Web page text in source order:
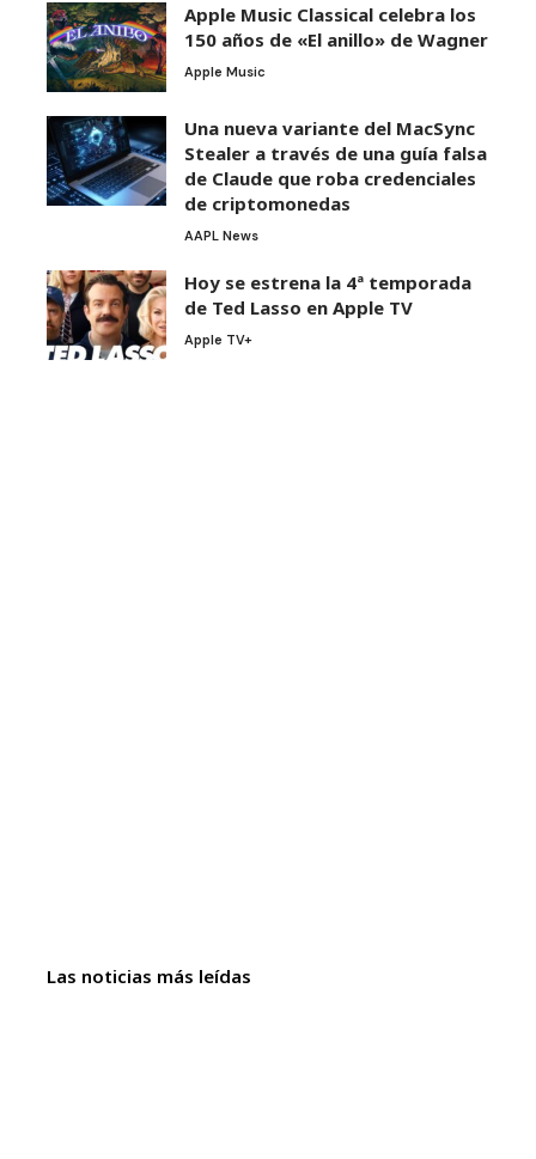
Apple Music Classical celebra los
150 años de «El anillo» de Wagner
Apple Music
Una nueva variante del MacSync
Stealer a través de una guía falsa
de Claude que roba credenciales
de criptomonedas
AAPL News
Hoy se estrena la 4ª temporada
de Ted Lasso en Apple TV
Apple TV+
Las noticias más leídas